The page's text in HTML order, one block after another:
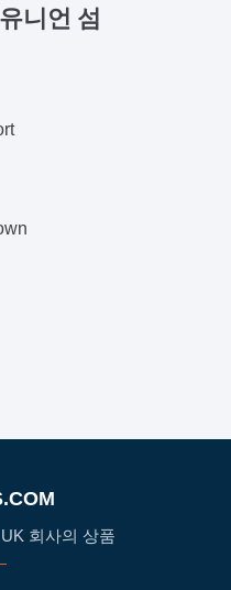
니언 섬
회사의 상품